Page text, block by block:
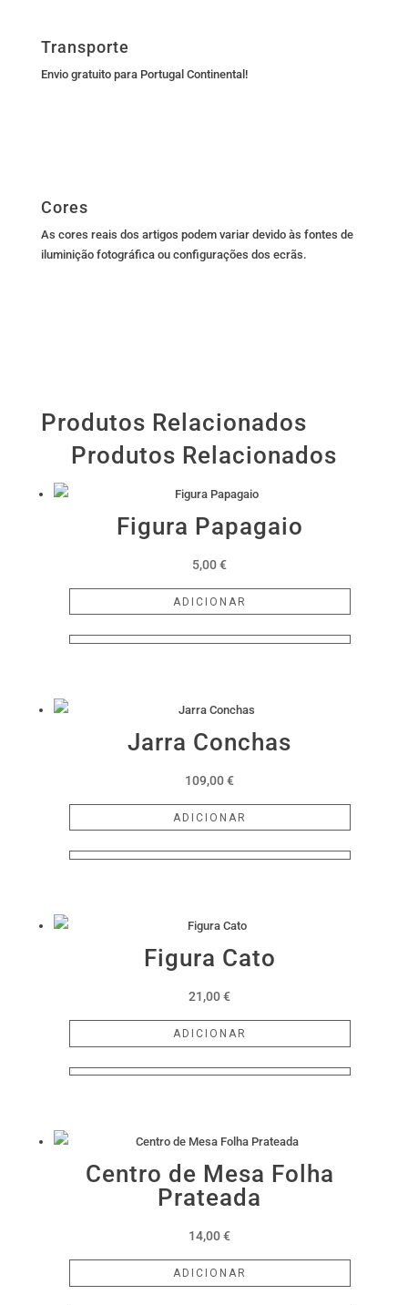
Transporte
Envio gratuito para Portugal Continental!
Cores
As cores reais dos artigos podem variar devido às fontes de
iluminição fotográfica ou configurações dos ecrãs.
Produtos Relacionados
Produtos Relacionados
Figura Papagaio
5,00€
ADICIONAR
Jarra Conchas
109,00€
ADICIONAR
Figura Cato
21,00€
ADICIONAR
Centro de Mesa Folha
Prateada
14,00€
ADICIONAR